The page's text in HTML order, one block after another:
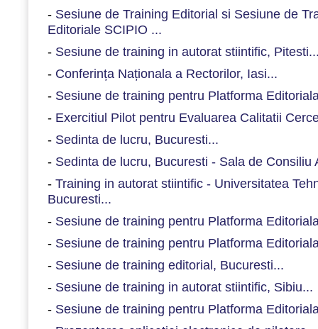
- Sesiune de Training Editorial si Sesiune de
Editoriale SCIPIO ...
- Sesiune de training in autorat stiintific,
- Conferința Naționala a Rectorilor, Iasi...
- Sesiune de training pentru Platforma
- Exercitiul Pilot pentru Evaluarea Calitatii
- Sedinta de lucru, Bucuresti...
- Sedinta de lucru, Bucuresti - Sala de Consiliu
- Training in autorat stiintific - Universitatea
Bucuresti...
- Sesiune de training pentru Platforma
- Sesiune de training pentru Platforma
- Sesiune de training editorial, Bucuresti...
- Sesiune de training in autorat stiintific, Sibiu...
- Sesiune de training pentru Platforma